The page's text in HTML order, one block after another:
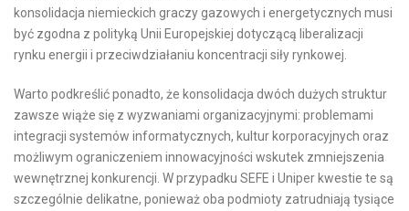
konsolidacja niemieckich graczy gazowych i energetycznych musi
być zgodna z polityką Unii Europejskiej dotyczącą liberalizacji
rynku energii i przeciwdziałaniu koncentracji siły rynkowej.
Warto podkreślić ponadto, że konsolidacja dwóch dużych struktur
zawsze wiąże się z wyzwaniami organizacyjnymi: problemami
integracji systemów informatycznych, kultur korporacyjnych oraz
możliwym ograniczeniem innowacyjności wskutek zmniejszenia
wewnętrznej konkurencji. W przypadku SEFE i Uniper kwestie te są
szczególnie delikatne, ponieważ oba podmioty zatrudniają tysiące